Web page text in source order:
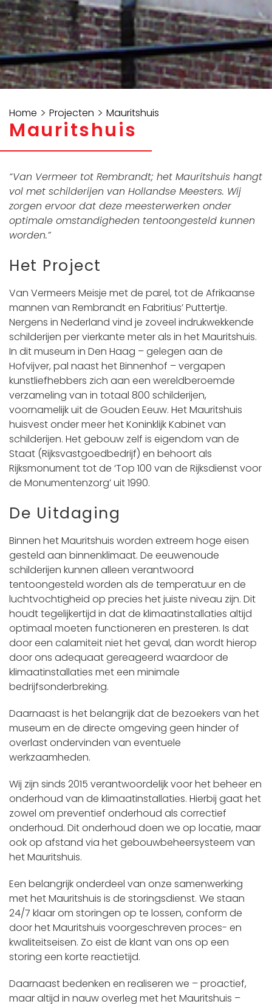
Home > Projecten > Mauritshuis
Mauritshuis
“Van Vermeer tot Rembrandt; het Mauritshuis hangt
vol met schilderijen van Hollandse Meesters. Wij
zorgen ervoor dat deze meesterwerken onder
optimale omstandigheden tentoongesteld kunnen
worden.”
Het Project
Van Vermeers Meisje met de parel, tot de Afrikaanse
mannen van Rembrandt en Fabritius’ Puttertje.
Nergens in Nederland vind je zoveel indrukwekkende
schilderijen per vierkante meter als in het Mauritshuis.
In dit museum in Den Haag – gelegen aan de
Hofvijver, pal naast het Binnenhof – vergapen
kunstliefhebbers zich aan een wereldberoemde
verzameling van in totaal 800 schilderijen,
voornamelijk uit de Gouden Eeuw. Het Mauritshuis
huisvest onder meer het Koninklijk Kabinet van
schilderijen. Het gebouw zelf is eigendom van de
Staat (Rijksvastgoedbedrijf) en behoort als
Rijksmonument tot de ‘Top 100 van de Rijksdienst voor
de Monumentenzorg’ uit 1990.
De Uitdaging
Binnen het Mauritshuis worden extreem hoge eisen
gesteld aan binnenklimaat. De eeuwenoude
schilderijen kunnen alleen verantwoord
tentoongesteld worden als de temperatuur en de
luchtvochtigheid op precies het juiste niveau zijn. Dit
houdt tegelijkertijd in dat de klimaatinstallaties altijd
optimaal moeten functioneren en presteren. Is dat
door een calamiteit niet het geval, dan wordt hierop
door ons adequaat gereageerd waardoor de
klimaatinstallaties met een minimale
bedrijfsonderbreking.
Daarnaast is het belangrijk dat de bezoekers van het
museum en de directe omgeving geen hinder of
overlast ondervinden van eventuele
werkzaamheden.
Wij zijn sinds 2015 verantwoordelijk voor het beheer en
onderhoud van de klimaatinstallaties. Hierbij gaat het
zowel om preventief onderhoud als correctief
onderhoud. Dit onderhoud doen we op locatie, maar
ook op afstand via het gebouwbeheersysteem van
het Mauritshuis.
Een belangrijk onderdeel van onze samenwerking
met het Mauritshuis is de storingsdienst. We staan
24/7 klaar om storingen op te lossen, conform de
door het Mauritshuis voorgeschreven proces- en
kwaliteitseisen. Zo eist de klant van ons op een
storing een korte reactietijd.
Daarnaast bedenken en realiseren we – proactief,
maar altijd in nauw overleg met het Mauritshuis –